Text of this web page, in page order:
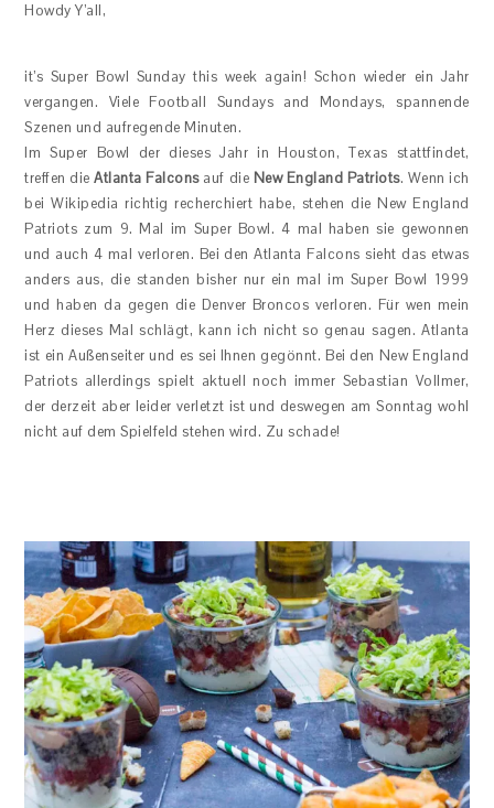
Howdy Y’all,
it’s Super Bowl Sunday this week again! Schon wieder ein Jahr
vergangen. Viele Football Sundays and Mondays, spannende
Szenen und aufregende Minuten.
Im Super Bowl der dieses Jahr in Houston, Texas stattfindet,
treffen dieAtlanta Falconsauf die New England Patriots. Wenn ich
bei Wikipedia richtig recherchiert habe, stehen die New England
Patriots zum 9. Mal im Super Bowl. 4 mal haben sie gewonnen
und auch 4 mal verloren. Bei den Atlanta Falcons sieht das etwas
anders aus, die standen bisher nur ein mal im Super Bowl 1999
und haben da gegen die Denver Broncos verloren. Für wen mein
Herz dieses Mal schlägt, kann ich nicht so genau sagen. Atlanta
ist ein Außenseiter und es sei Ihnen gegönnt. Bei den New England
Patriots allerdings spielt aktuell noch immer Sebastian Vollmer,
der derzeit aber leider verletzt ist und deswegen am Sonntag wohl
nicht auf dem Spielfeld stehen wird. Zu schade!